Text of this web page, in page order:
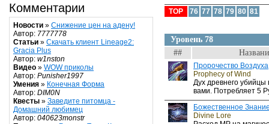
Комментарии
Новости » Снижение цен на адену!
Автор: 7777778
Статьи » Скачать клиент Lineage2:
Gracia Plus
Автор: w1nston
Видео » WOW приколы
Автор: Punisher1997
Умения » Конечная Форма
Автор: DIM0N
Квесты » Заведите питомца -
Домашний любимец
Автор: 040623monstr
TOP
76 77 78 79 80 81
Уровень 78
##
Пророчество Воздуха
Prophecy of Wind
Дух древнего
вами. Потребляет 5
Божественное
Divine Lore